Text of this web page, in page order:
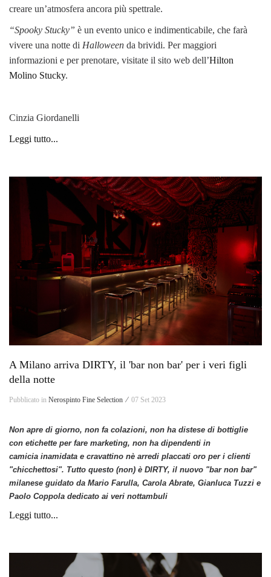
creare un’atmosfera ancora più spettrale.
“Spooky Stucky” è un evento unico e indimenticabile, che farà
vivere una notte di Halloween da brividi. Per maggiori
informazioni e per prenotare, visitate il sito web dell’Hilton
Molino Stucky.
Cinzia Giordanelli
Leggi tutto...
A Milano arriva DIRTY, il 'bar non bar' per i veri figli
della notte
Pubblicato in Nerospinto Fine Selection ⁄ 07 Set 2023
Non apre di giorno, non fa colazioni, non ha distese di bottiglie
con etichette per fare marketing, non ha dipendenti in
camicia inamidata e cravattino nè arredi placcati oro per i clienti
"chicchettosi". Tutto questo (non) è DIRTY, il nuovo "bar non bar"
milanese guidato da Mario Farulla, Carola Abrate, Gianluca Tuzzi e
Paolo Coppola dedicato ai veri nottambuli
Leggi tutto...